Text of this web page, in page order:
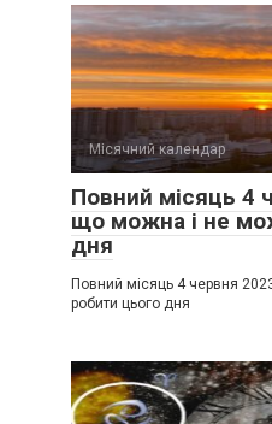
Місячний календар
Повний місяць 4
що можна і не
дня
Повний місяць 4 червня
робити цього дня